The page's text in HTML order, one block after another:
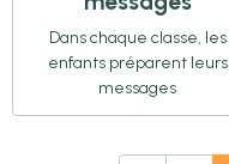
Dans chaque classe, les
enfants préparent leurs
messages